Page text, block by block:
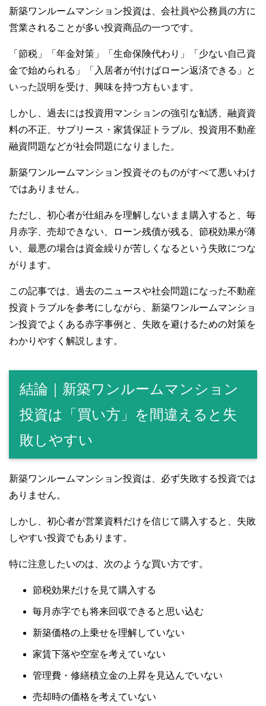
新築ワンルームマンション投資は、会社員や公務員の方に
営業されることが多い投資商品の一つです。
「節税」「年金対策」「生命保険代わり」「少ない自己資
金で始められる」「入居者が付けばローン返済できる」と
いった説明を受け、興味を持つ方もいます。
しかし、過去には投資用マンションの強引な勧誘、融資資
料の不正、サブリース・家賃保証トラブル、投資用不動産
融資問題などが社会問題になりました。
新築ワンルームマンション投資そのものがすべて悪いわけ
ではありません。
ただし、初心者が仕組みを理解しないまま購入すると、毎
月赤字、売却できない、ローン残債が残る、節税効果が薄
い、最悪の場合は資金繰りが苦しくなるという失敗につな
がります。
この記事では、過去のニュースや社会問題になった不動産
投資トラブルを参考にしながら、新築ワンルームマンショ
ン投資でよくある赤字事例と、失敗を避けるための対策を
わかりやすく解説します。
結論｜新築ワンルームマンション
投資は「買い方」を間違えると失
敗しやすい
新築ワンルームマンション投資は、必ず失敗する投資では
ありません。
しかし、初心者が営業資料だけを信じて購入すると、失敗
しやすい投資でもあります。
特に注意したいのは、次のような買い方です。
節税効果だけを見て購入する
毎月赤字でも将来回収できると思い込む
新築価格の上乗せを理解していない
家賃下落や空室を考えていない
管理費・修繕積立金の上昇を見込んでいない
売却時の価格を考えていない